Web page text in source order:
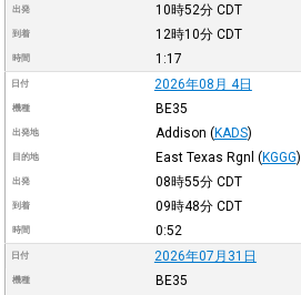
出発 10時52分 CDT
到着 12時10分 CDT
時間 1:17
日付 2026年08月 4日
機種 BE35
出発地 Addison (KADS)
目的地 East Texas Rgnl (KGGG)
出発 08時55分 CDT
到着 09時48分 CDT
時間 0:52
日付 2026年07月31日
機種 BE35